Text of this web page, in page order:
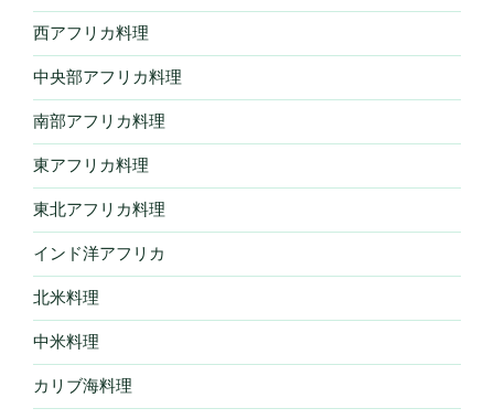
西アフリカ料理
中央部アフリカ料理
南部アフリカ料理
東アフリカ料理
東北アフリカ料理
インド洋アフリカ
北米料理
中米料理
カリブ海料理